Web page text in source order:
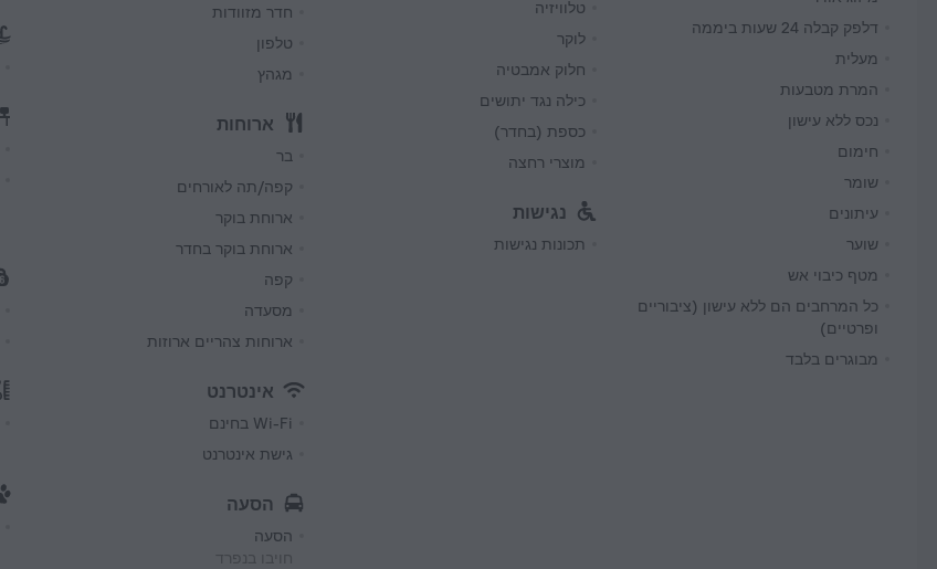
דלפק קבלה 24 שעות ביממה
מעלית
המרת מטבעות
נכס ללא עישון
חימום
שומר
עיתונים
שוער
מטף כיבוי אש
כל המרחבים הם ללא עישון (ציבוריים
ופרטיים)
מבוגרים בלבד
טלוויזיה
לוקר
חלוק אמבטיה
כילה נגד יתושים
כספת (בחדר)
מוצרי רחצה
נגישות
תכונות נגישות
חדר מזוודות
טלפון
מגהץ
ארוחות
בר
קפה/תה לאורחים
ארוחת בוקר
ארוחת בוקר בחדר
קפה
מסעדה
ארוחות צהריים ארוזות
אינטרנט
Wi-Fi בחינם
גישת אינטרנט
הסעה
הסעה
חויבו בנפרד